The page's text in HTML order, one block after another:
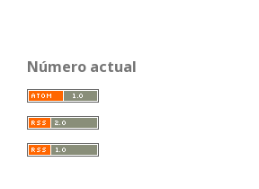
Número actual